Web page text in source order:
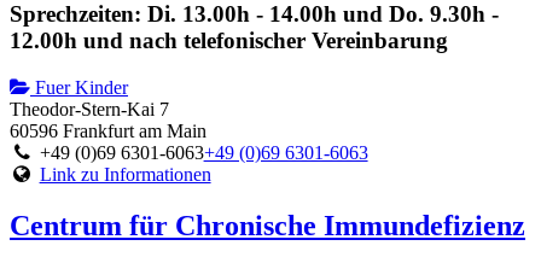
Sprechzeiten: Di. 13.00h - 14.00h und Do. 9.30h -
12.00h und nach telefonischer Vereinbarung
Fuer Kinder
Theodor-Stern-Kai 7
60596 Frankfurt am Main
+49 (0)69 6301-6063+49 (0)69 6301-6063
Link zu Informationen
Centrum für Chronische Immundefizienz